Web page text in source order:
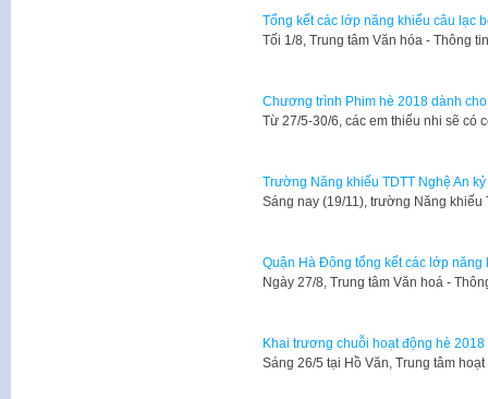
Tổng kết các lớp năng khiếu câu lạc
Tối 1/8, Trung tâm Văn hóa - Thông
Chương trình Phim hè 2018 dành
Từ 27/5-30/6, các em thiếu nhi sẽ
Trường Năng khiếu TDTT Nghệ An
​Sáng nay (19/11), trường Năng
Quận Hà Đông tổng kết các lớp năng
Ngày 27/8, Trung tâm Văn hoá -
Khai trương chuỗi hoạt động hè
Sáng 26/5 tại Hồ Văn, Trung tâm